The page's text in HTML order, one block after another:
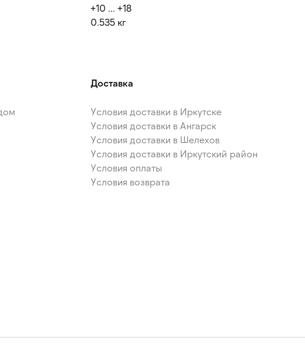
+10 ... +18
0.535 кг
Доставка
Условия доставки в Иркутске
Условия доставки в Ангарск
Условия доставки в Шелехов
Условия доставки в Иркутский район
Условия оплаты
Условия возврата